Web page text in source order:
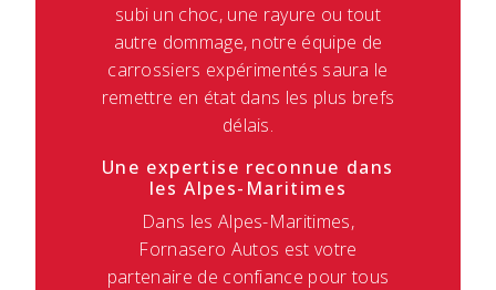
subi un choc, une rayure ou tout
autre dommage, notre équipe de
carrossiers expérimentés saura le
remettre en état dans les plus brefs
délais.
Une expertise reconnue dans
les Alpes-Maritimes
Dans les Alpes-Maritimes,
Fornasero Autos est votre
partenaire de confiance pour tous